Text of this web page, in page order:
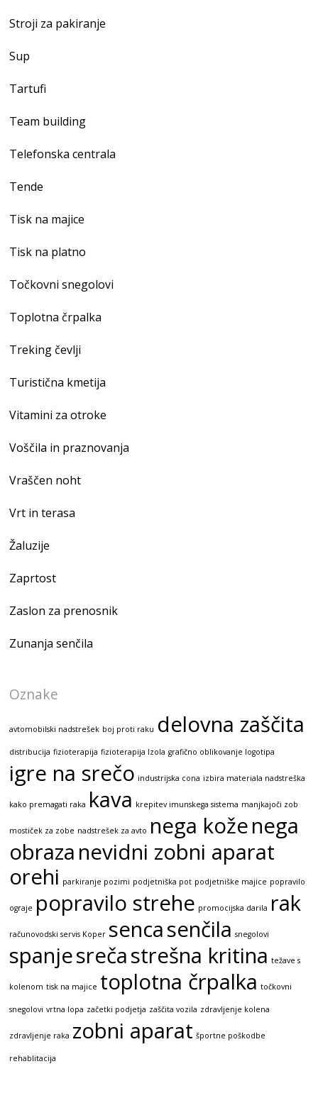
Stroji za pakiranje
Sup
Tartufi
Team building
Telefonska centrala
Tende
Tisk na majice
Tisk na platno
Točkovni snegolovi
Toplotna črpalka
Treking čevlji
Turistična kmetija
Vitamini za otroke
Voščila in praznovanja
Vraščen noht
Vrt in terasa
Žaluzije
Zaprtost
Zaslon za prenosnik
Zunanja senčila
Oznake
avtomobilski nadstrešek boj proti raku delovna zaščita
distribucija fizioterapija fizioterapija Izola grafično oblikovanje logotipa
igre na srečo industrijska cona izbira materiala nadstreška
kako premagati raka kava krepitev imunskega sistema manjkajoči zob
mostiček za zobe nadstrešek za avto nega koženega
obraza nevidni zobni aparat
orehi parkiranje pozimi podjetniška pot podjetniške majice popravilo
ograje popravilo strehe promocijska darila rak
računovodski servis Koper sencasenčila snegolovi
spanjesrečastrešna kritina težave s
kolenom tisk na majice toplotna črpalka točkovni
snegolovi vrtna lopa začetki podjetja zaščita vozila zdravljenje kolena
zdravljenje raka zobni aparat športne poškodbe
rehablitacija